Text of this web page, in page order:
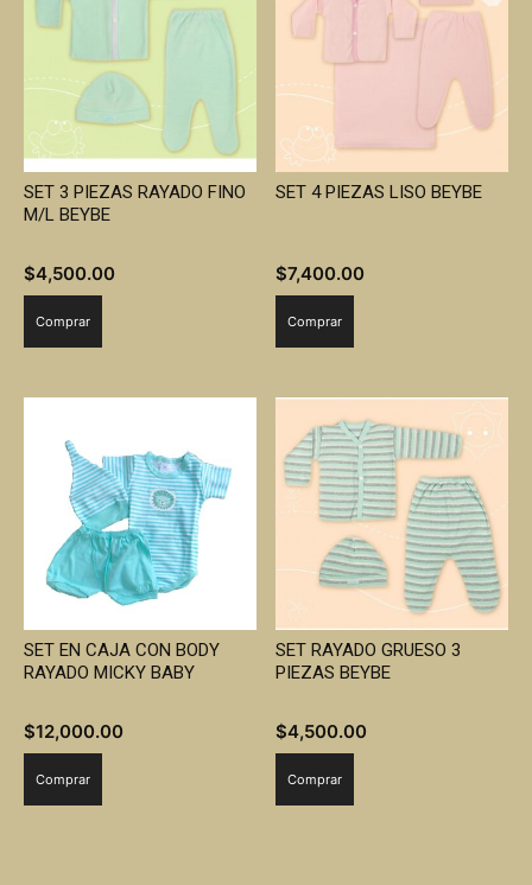
SET 3 PIEZAS RAYADO FINO
M/L BEYBE
$4,500.00
Comprar
SET 4 PIEZAS LISO BEYBE
$7,400.00
Comprar
SET EN CAJA CON BODY
RAYADO MICKY BABY
$12,000.00
Comprar
SET RAYADO GRUESO 3
PIEZAS BEYBE
$4,500.00
Comprar